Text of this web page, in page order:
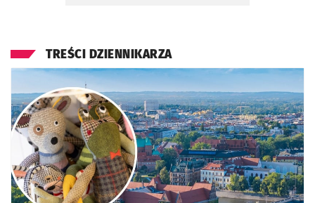
TREŚCI DZIENNIKARZA